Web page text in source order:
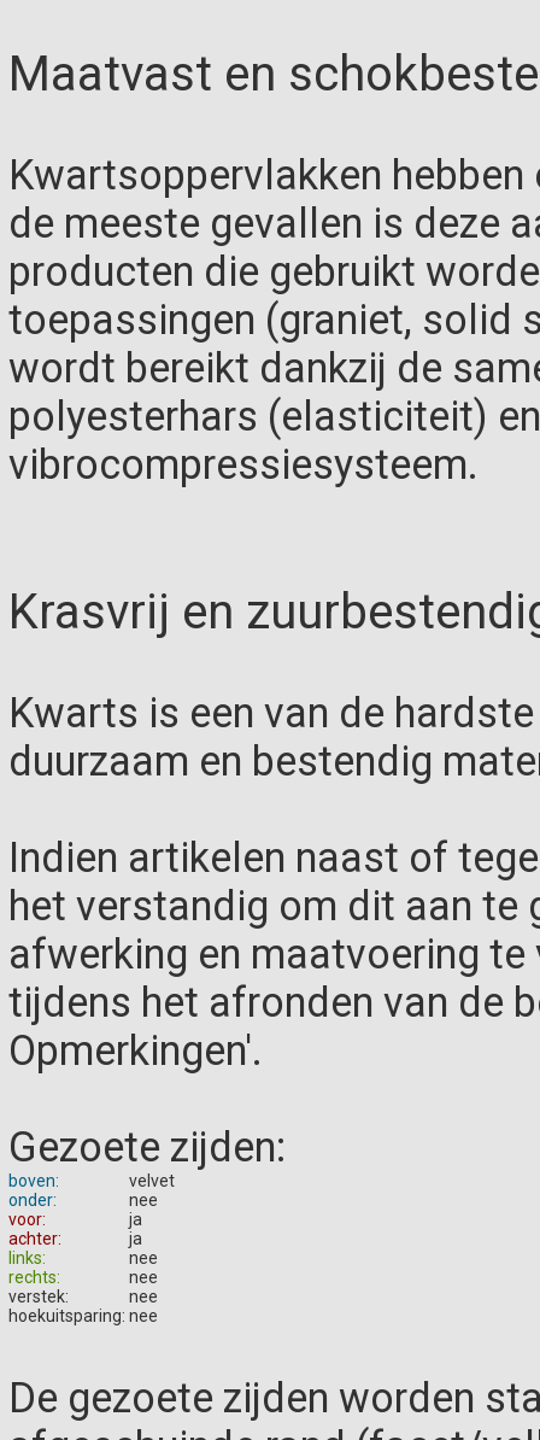
Maatvast en
Kwartsoppervlakken
de meeste gevallen is deze
producten die gebruikt
toepassingen (graniet, solid
wordt bereikt dankzij de
polyesterhars (elasticiteit)
vibrocompressiesysteem.
Krasvrij en
Kwarts is een van de
duurzaam en bestendig
Indien artikelen naast of
het verstandig om dit aan te
afwerking en maatvoering
tijdens het afronden van de
Opmerkingen'.
Gezoete zijden:
boven:
velvet
onder:
nee
voor:
ja
achter:
ja
links:
nee
rechts:
nee
verstek:
nee
hoekuitsparing: nee
De gezoete zijden worden